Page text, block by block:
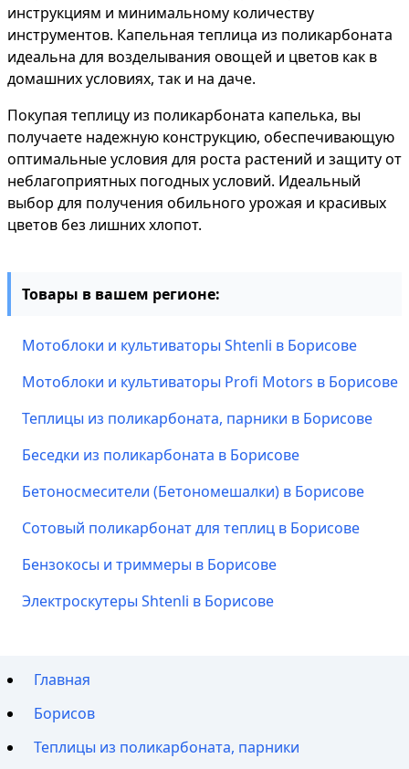
инструкциям и минимальному количеству
инструментов. Капельная теплица из поликарбоната
идеальна для возделывания овощей и цветов как в
домашних условиях, так и на даче.
Покупая теплицу из поликарбоната капелька, вы
получаете надежную конструкцию, обеспечивающую
оптимальные условия для роста растений и защиту от
неблагоприятных погодных условий. Идеальный
выбор для получения обильного урожая и красивых
цветов без лишних хлопот.
Товары в вашем регионе:
Мотоблоки и культиваторы Shtenli в Борисове
Мотоблоки и культиваторы Profi Motors в Борисове
Теплицы из поликарбоната, парники в Борисове
Беседки из поликарбоната в Борисове
Бетоносмесители (Бетономешалки) в Борисове
Сотовый поликарбонат для теплиц в Борисове
Бензокосы и триммеры в Борисове
Электроскутеры Shtenli в Борисове
Главная
Борисов
Теплицы из поликарбоната, парники